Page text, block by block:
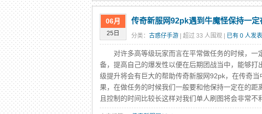
06月
25日
传奇新服网92pk遇到牛魔怪保持一定
分类： 古惑仔手游 | 超过 33 人围观 | 已有 0 人发
对许多高等级玩家而言在平常做任务的时候，一
备，提高自己的爆发性以便在后期团战当中，能够
级提升将会有巨大的帮助传奇新服网92pk，在传奇
果，在做任务的时候我们一般要和他保持一定在的
且控制的时间比较长这样对我们单人刷图将会非常不